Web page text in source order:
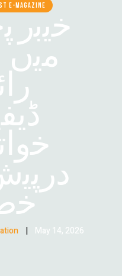
E-MAGAZINE
ﺧﯾﺑر
ﺧطرات
| May 14, 2026